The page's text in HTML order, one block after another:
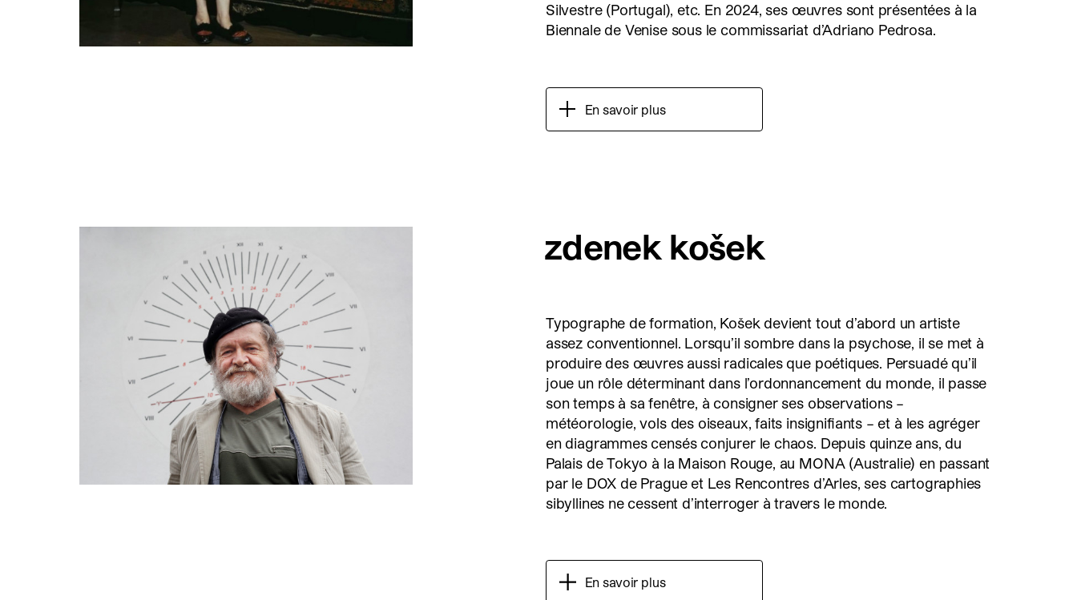
Silvestre (Portugal), etc. En 2024, ses œuvres sont présentées à la
Biennale de Venise sous le commissariat d’Adriano Pedrosa.
En savoir plus
zdenek košek
Typographe de formation, Košek devient tout d’abord un artiste
assez conventionnel. Lorsqu’il sombre dans la psychose, il se met à
produire des œuvres aussi radicales que poétiques. Persuadé qu’il
joue un rôle déterminant dans l’ordonnancement du monde, il passe
son temps à sa fenêtre, à consigner ses observations –
météorologie, vols des oiseaux, faits insignifiants – et à les agréger
en diagrammes censés conjurer le chaos. Depuis quinze ans, du
Palais de Tokyo à la Maison Rouge, au MONA (Australie) en passant
par le DOX de Prague et Les Rencontres d’Arles, ses cartographies
sibyllines ne cessent d’interroger à travers le monde.
En savoir plus